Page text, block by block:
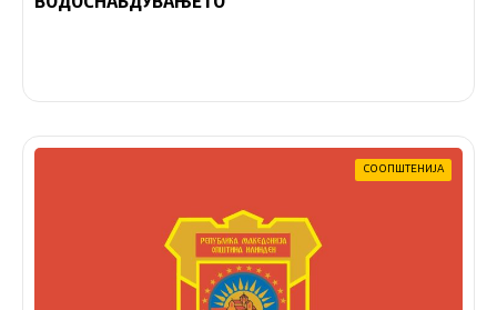
ВОДОСНАБДУВАЊЕТО
СООПШТЕНИЈА